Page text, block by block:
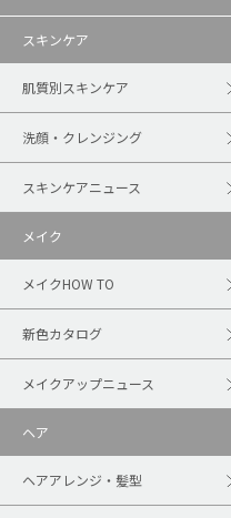
スキンケア
肌質別スキンケア
洗顔・クレンジング
スキンケアニュース
メイク
メイクHOW TO
新色カタログ
メイクアップニュース
ヘア
ヘアアレンジ・髪型